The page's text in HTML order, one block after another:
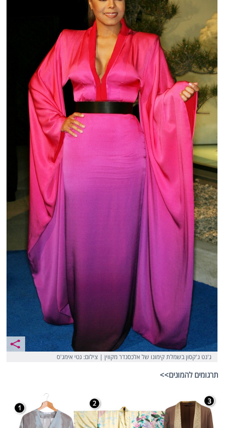
ג'נט ג'קסון בשמלת קימונו של אלכסנדר מקווין | צילום: גטי אימג'ס
תרגומים להמונים>>